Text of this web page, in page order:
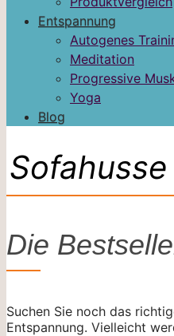
Entspannung
Autogenes
Meditation
Progressive
Yoga
Blog
Die
Suchen Sie noch das
Entspannung. Vielleicht